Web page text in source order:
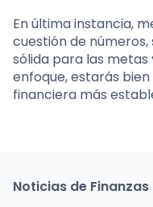
En última instancia,
cuestión de
sólida para las metas
enfoque, estarás
financiera más
Noticias de Finanzas